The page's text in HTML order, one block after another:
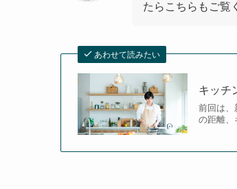
たらこちらもご覧
あわせて読みたい
キッチ
前回は、
の距離、